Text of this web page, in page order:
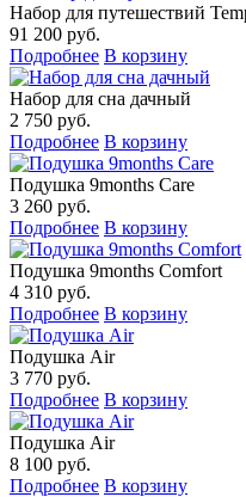
Набор для путешествий
91 200 руб.
Подробнее В корзину
Набор для сна дачный
2 750 руб.
Подробнее В корзину
Подушка 9months Care
3 260 руб.
Подробнее В корзину
Подушка 9months Comfort
4 310 руб.
Подробнее В корзину
Подушка Air
3 770 руб.
Подробнее В корзину
Подушка Air
8 100 руб.
Подробнее В корзину